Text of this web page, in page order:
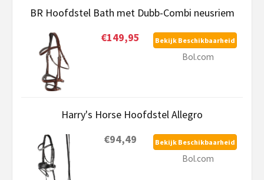
BR Hoofdstel Bath met Dubb-Combi neusriem
€149,95
Bekijk Beschikbaarheid
Bol.com
Harry's Horse Hoofdstel Allegro
€94,49
Bekijk Beschikbaarheid
Bol.com